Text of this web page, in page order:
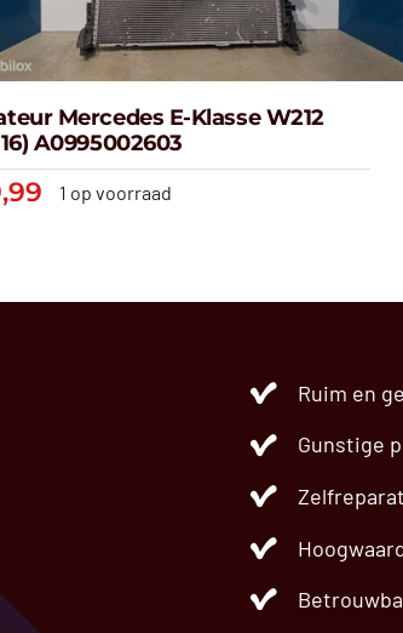
€89,99
Mercedes E-Klasse W212
A0995002603
1 op voorraad
Ruim en
Gunstige